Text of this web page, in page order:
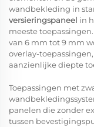
wandbekleding in
versieringspaneel in
meeste
van 6 mm tot 9 mm
overlay-
aanzienlijke diepte
Toepassingen met
panelen die zonder
tussen